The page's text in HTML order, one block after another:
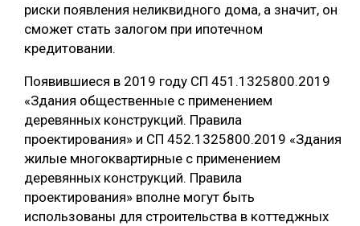
риски появления неликвидного дома, а значит, он
сможет стать залогом при ипотечном
кредитовании.
Появившиеся в 2019 году СП 451.1325800.2019
«Здания общественные с применением
деревянных конструкций. Правила
проектирования» и СП 452.1325800.2019 «Здания
жилые многоквартирные с применением
деревянных конструкций. Правила
проектирования» вполне могут быть
использованы для строительства в коттеджных